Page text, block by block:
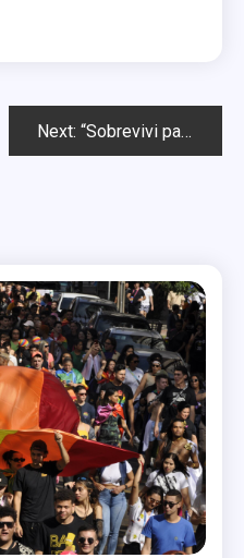
Next: “Sobrevivi para contar a minha história”, diz gay espancado no Paraná